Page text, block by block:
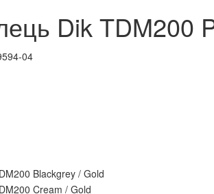
Dik TDM200
04